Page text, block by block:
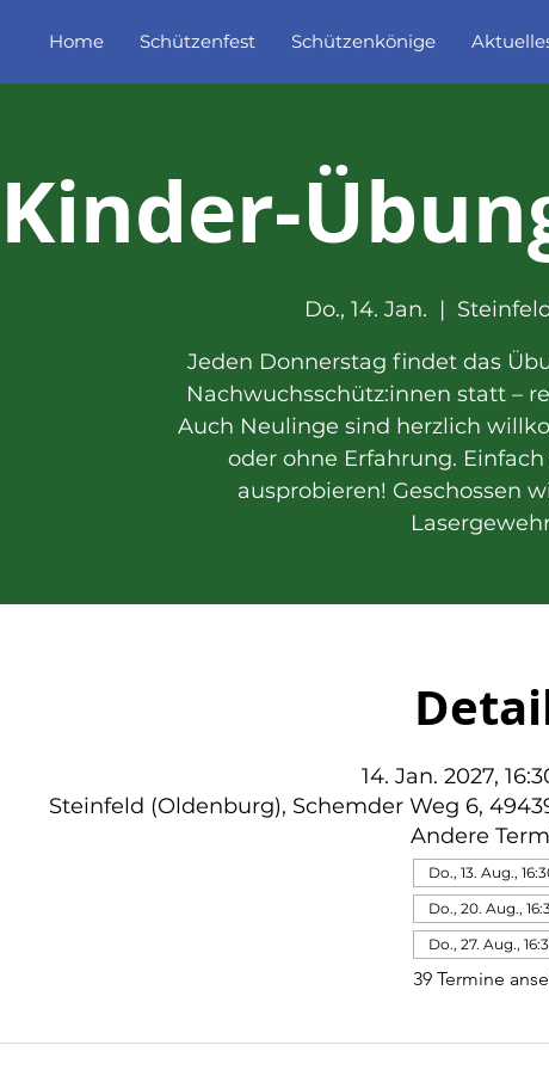
Home Schützenfest Schützenkönige
Kinder-
Do., 14. Jan.
  |
Jeden Donnerstag findet das
Nachwuchsschütz:innen statt –
Auch Neulinge sind herzlich
oder ohne Erfahrung.
ausprobieren! Geschossen
14. Jan. 2027,
Steinfeld (Oldenburg), Schemder Weg 6,
Andere
Do., 13. Aug.,
Do., 20. Aug.,
Do., 27. Aug.,
39 Termine